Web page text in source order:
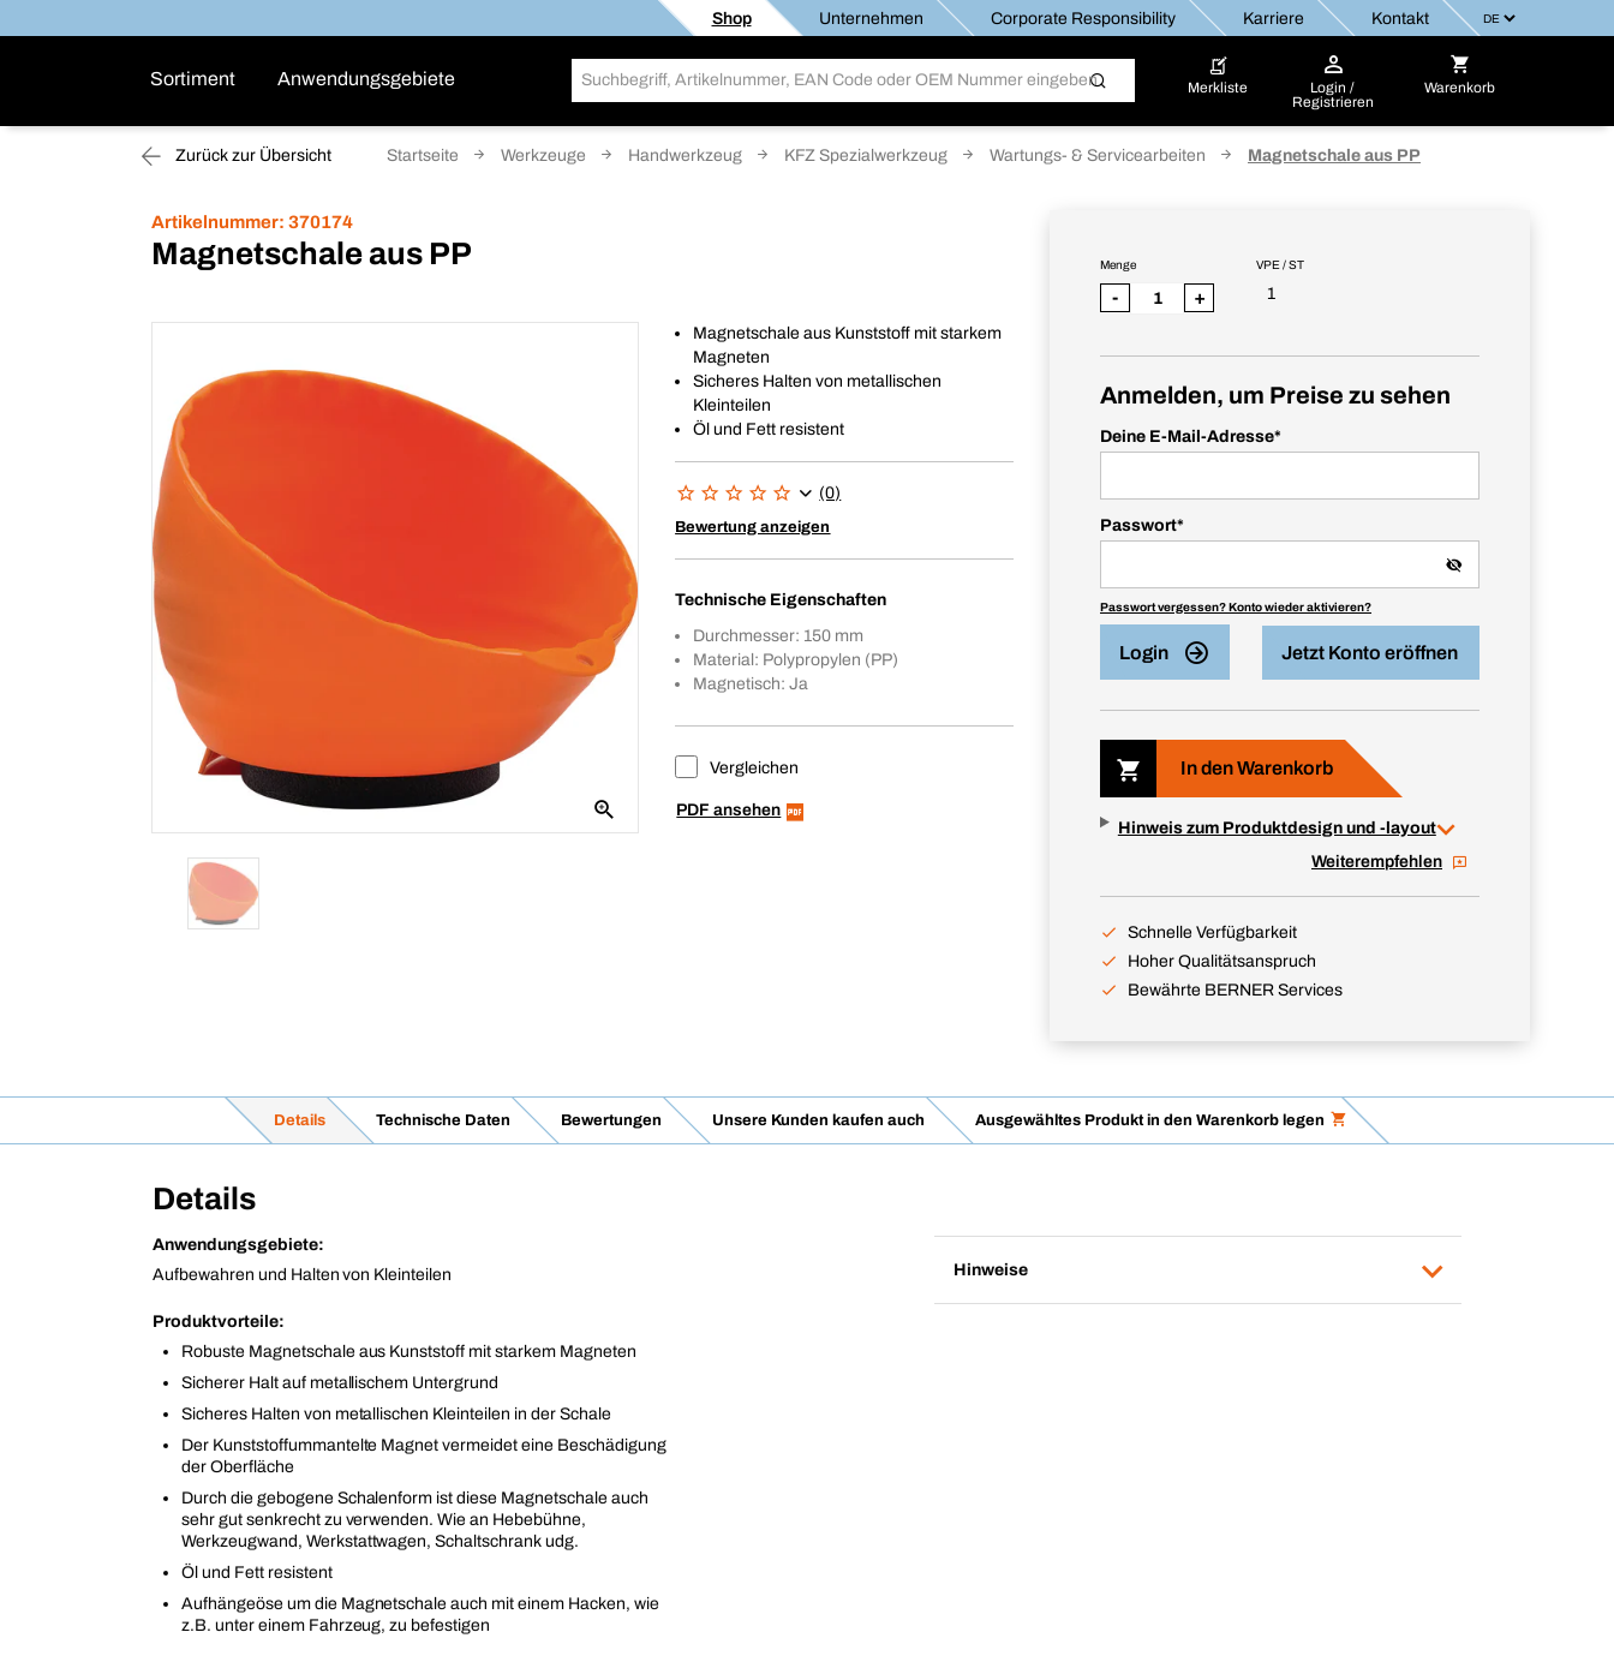
Shop Unternehmen Corporate Responsibility Karriere Kontakt
Sortiment Anwendungsgebiete Merkliste
Login /
Registrieren
Warenkorb
Zurück zur Übersicht Startseite Werkzeuge Handwerkzeug KFZ Spezialwerkzeug Wartungs- & Servicearbeiten Magnetschale aus PP
Artikelnummer: 370174
Magnetschale aus PP
Magnetschale aus Kunststoff mit starkem
Magneten
Sicheres Halten von metallischen
Kleinteilen
Öl und Fett resistent
(0)
Bewertung anzeigen
Technische Eigenschaften
Durchmesser: 150 mm
Material: Polypropylen (PP)
Magnetisch: Ja
Vergleichen
PDF ansehen
VPE / ST
1
Menge
- +
Anmelden, um Preise zu sehen
Deine E-Mail-Adresse*
Passwort*
Passwort vergessen? Konto wieder aktivieren?
Login Jetzt Konto eröffnen
In den Warenkorb
Hinweis zum Produktdesign und -layout
Weiterempfehlen
Schnelle Verfügbarkeit
Hoher Qualitätsanspruch
Bewährte BERNER Services
Details Technische Daten Bewertungen Unsere Kunden kaufen auch Ausgewähltes Produkt in den Warenkorb legen
Details
Anwendungsgebiete:
Aufbewahren und Halten von Kleinteilen
Produktvorteile:
Robuste Magnetschale aus Kunststoff mit starkem Magneten
Sicherer Halt auf metallischem Untergrund
Sicheres Halten von metallischen Kleinteilen in der Schale
Der Kunststoffummantelte Magnet vermeidet eine Beschädigung
der Oberfläche
Durch die gebogene Schalenform ist diese Magnetschale auch
sehr gut senkrecht zu verwenden. Wie an Hebebühne,
Werkzeugwand, Werkstattwagen, Schaltschrank udg.
Öl und Fett resistent
Aufhängeöse um die Magnetschale auch mit einem Hacken, wie
z.B. unter einem Fahrzeug, zu befestigen
Hinweise